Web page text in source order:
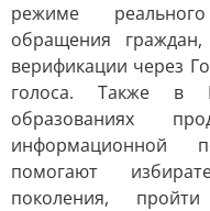
режиме
обращения
верификации через
голоса. Также в
образованиях
информационной
помогают
поколения,